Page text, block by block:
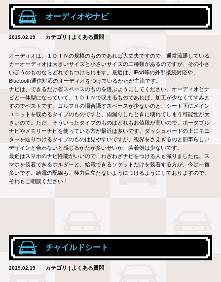
オーディオやナビ
2019.02.19 カテゴリ | よくある質問
オーディオは、１ＤＩＮの規格のものであれば大丈夫ですので、通常流通している
カーオーディオは大きいサイズと小さいサイズの二種類があるのですが、その小さ
いほうのものならどれでもつけられます。最近は、iPod等の外部接続対応や、
Bluetooth通信対応のオーディオをつけているかたが主流です。
ナビは、できるだけ省スペースのものを選ぶようにしてください。オーディオとナ
ビと一体型になっていて、１ＤＩＮで収まるものであれば、加工が少なくてすみま
すのでベストです。ゴルフⅡの場合隠すスペースが少ないのと、シート下にメイン
ユニットを収めるタイプのものですと、雨漏りしたときに壊れてしまう可能性が大
きいので。ただ、そういったタイプのものはどれもお値段が高いので、ポータブル
ナビやメモリーナビを使っている方が最近は多いです。ダッシュボードの上にモニ
ターを貼りつけるタイプのものは見やすいですが、視界をさえぎるのと旧車らしい
デザインと合わないと感じるかたが多いせいか、装着例は少ないです。
最近はスマホのナビ性能がいいので、わざわざナビをつける人も減りましたね。ス
マホを装着できるホルダーと、給電できるソケットだけを装着する方が、今は一番
多いです。給電の配線も、極力目立たないようにつけるようにしておりますので、
それもご相談ください！
チャイルドシート
2019.02.19 カテゴリ | よくある質問